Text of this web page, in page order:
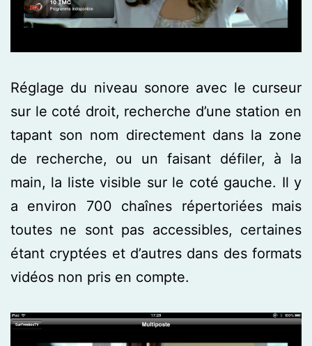
Réglage du niveau sonore avec le curseur
sur le coté droit, recherche d’une station en
tapant son nom directement dans la zone
de recherche, ou un faisant défiler, à la
main, la liste visible sur le coté gauche. Il y
a environ 700 chaînes répertoriées mais
toutes ne sont pas accessibles, certaines
étant cryptées et d’autres dans des formats
vidéos non pris en compte.